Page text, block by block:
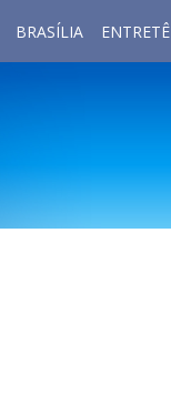
BRASÍLIA ENTRETÊ